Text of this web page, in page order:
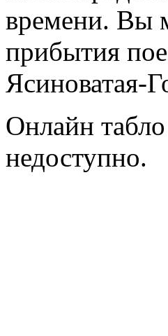
времени. Вы
прибытия
Ясиноватая-
Онлайн
недоступно.